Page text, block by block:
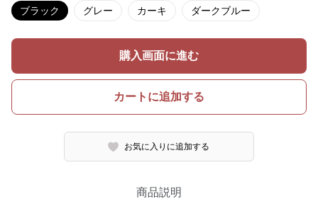
ブラック グレー カーキ ダークブルー
購入画面に進む
カートに追加する
お気に入りに追加する
商品説明